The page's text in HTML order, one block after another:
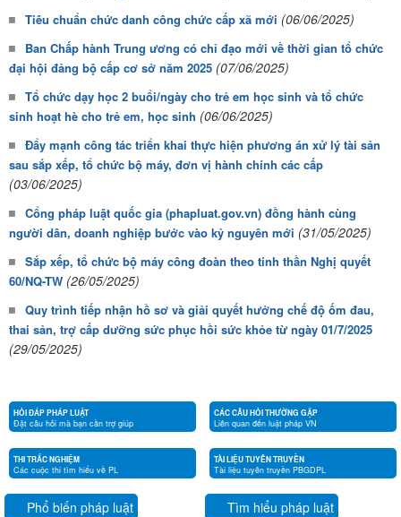
Tiêu chuẩn chức danh công chức cấp xã mới (06/06/2025)
Ban Chấp hành Trung ương có chỉ đạo mới về thời gian tổ chức
đại hội đảng bộ cấp cơ sở năm 2025 (07/06/2025)
Tổ chức dạy học 2 buổi/ngày cho trẻ em học sinh và tổ chức
sinh hoạt hè cho trẻ em, học sinh (06/06/2025)
Đẩy mạnh công tác triển khai thực hiện phương án xử lý tài sản
sau sắp xếp, tổ chức bộ máy, đơn vị hành chính các cấp
(03/06/2025)
Cổng pháp luật quốc gia (phapluat.gov.vn) đồng hành cùng
người dân, doanh nghiệp bước vào kỷ nguyên mới (31/05/2025)
Sắp xếp, tổ chức bộ máy công đoàn theo tinh thần Nghị quyết
60/NQ-TW (26/05/2025)
Quy trình tiếp nhận hồ sơ và giải quyết hưởng chế độ ốm đau,
thai sản, trợ cấp dưỡng sức phục hồi sức khỏe từ ngày 01/7/2025
(29/05/2025)
HỎI ĐÁP PHÁP LUẬT
Đặt câu hỏi mà bạn cần trợ giúp
CÁC CÂU HỎI THƯỜNG GẶP
Liên quan đến luật pháp VN
THI TRẮC NGHIỆM
Các cuộc thi tìm hiểu về PL
TÀI LIỆU TUYÊN TRUYỀN
Tài liệu tuyên truyền PBGDPL
Phổ biến pháp luật Tìm hiểu pháp luật